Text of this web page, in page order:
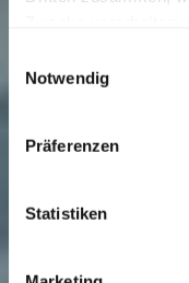
„Cookies und
einzelner Cookies
geben Sie Ihre
zu den jeweiligen
widerruflich für die
Notwendig
Präferenzen
Statistiken